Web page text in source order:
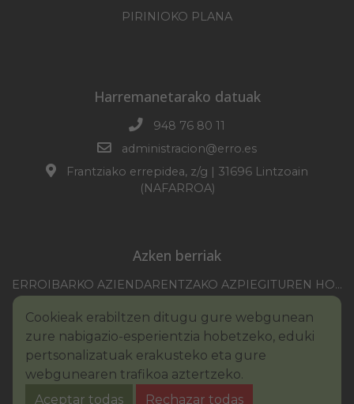
PIRINIOKO PLANA
Harremanetarako datuak
948 76 80 11
administracion@erro.es
Frantziako errepidea, z/g | 31696 Lintzoain
(NAFARROA)
Azken berriak
ERROIBARKO AZIENDARENTZAKO AZPIEGITUREN HOBEKUNTZA 2025-2026 KANPAINA
BANDOA – URAREN KONTSUMO ARDURATSUA
2026KO IBILGAILUEN GAINEKO ZERGA
Cookieak erabiltzen ditugu gure webgunean
zure nabigazio-esperientzia hobetzeko, eduki
pertsonalizatuak erakusteko eta gure
webgunearen trafikoa aztertzeko.
Aceptar todas
Rechazar todas